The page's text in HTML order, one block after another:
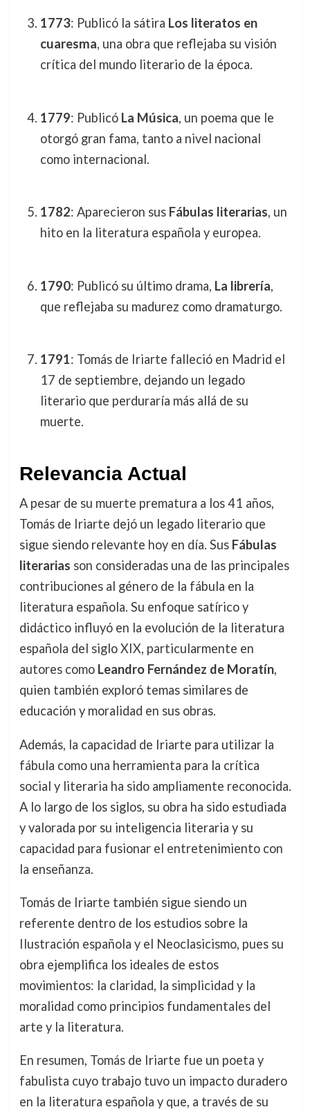
1773: Publicó la sátira Los literatos en
cuaresma, una obra que reflejaba su visión
crítica del mundo literario de la época.
1779: Publicó La Música, un poema que le
otorgó gran fama, tanto a nivel nacional
como internacional.
1782: Aparecieron sus Fábulas literarias, un
hito en la literatura española y europea.
1790: Publicó su último drama, La librería,
que reflejaba su madurez como dramaturgo.
1791: Tomás de Iriarte falleció en Madrid el
17 de septiembre, dejando un legado
literario que perduraría más allá de su
muerte.
Relevancia Actual
A pesar de su muerte prematura a los 41 años,
Tomás de Iriarte dejó un legado literario que
sigue siendo relevante hoy en día. Sus Fábulas
literarias son consideradas una de las principales
contribuciones al género de la fábula en la
literatura española. Su enfoque satírico y
didáctico influyó en la evolución de la literatura
española del siglo XIX, particularmente en
autores como Leandro Fernández de Moratín,
quien también exploró temas similares de
educación y moralidad en sus obras.
Además, la capacidad de Iriarte para utilizar la
fábula como una herramienta para la crítica
social y literaria ha sido ampliamente reconocida.
A lo largo de los siglos, su obra ha sido estudiada
y valorada por su inteligencia literaria y su
capacidad para fusionar el entretenimiento con
la enseñanza.
Tomás de Iriarte también sigue siendo un
referente dentro de los estudios sobre la
Ilustración española y el Neoclasicismo, pues su
obra ejemplifica los ideales de estos
movimientos: la claridad, la simplicidad y la
moralidad como principios fundamentales del
arte y la literatura.
En resumen, Tomás de Iriarte fue un poeta y
fabulista cuyo trabajo tuvo un impacto duradero
en la literatura española y que, a través de su